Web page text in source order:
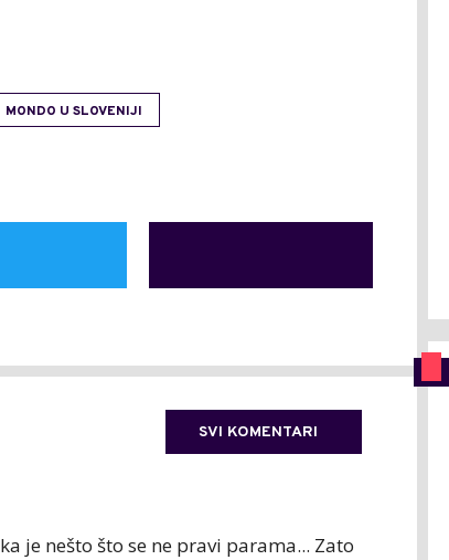
MONDO U SLOVENIJI
SVI KOMENTARI
je nešto što se ne pravi parama... Zato